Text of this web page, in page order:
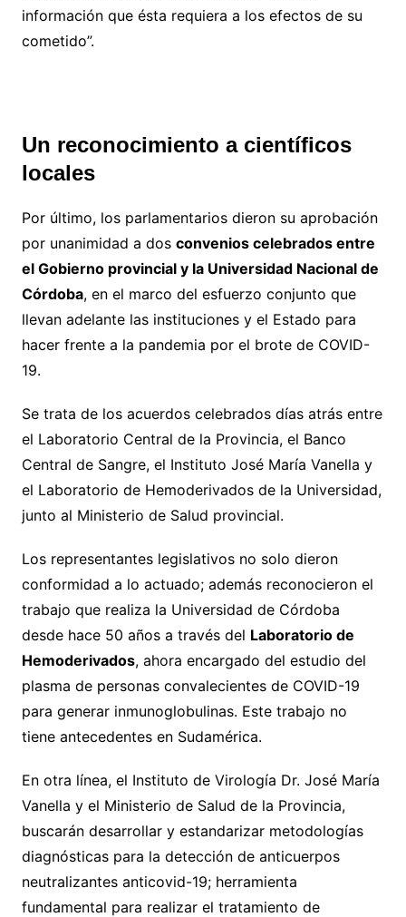
información que ésta requiera a los efectos de su
cometido”.
Un reconocimiento a científicos
locales
Por último, los parlamentarios dieron su aprobación
por unanimidad a dos convenios celebrados entre
el Gobierno provincial y la Universidad Nacional de
Córdoba, en el marco del esfuerzo conjunto que
llevan adelante las instituciones y el Estado para
hacer frente a la pandemia por el brote de COVID-
19.
Se trata de los acuerdos celebrados días atrás entre
el Laboratorio Central de la Provincia, el Banco
Central de Sangre, el Instituto José María Vanella y
el Laboratorio de Hemoderivados de la Universidad,
junto al Ministerio de Salud provincial.
Los representantes legislativos no solo dieron
conformidad a lo actuado; además reconocieron el
trabajo que realiza la Universidad de Córdoba
desde hace 50 años a través del Laboratorio de
Hemoderivados, ahora encargado del estudio del
plasma de personas convalecientes de COVID-19
para generar inmunoglobulinas. Este trabajo no
tiene antecedentes en Sudamérica.
En otra línea, el Instituto de Virología Dr. José María
Vanella y el Ministerio de Salud de la Provincia,
buscarán desarrollar y estandarizar metodologías
diagnósticas para la detección de anticuerpos
neutralizantes anticovid-19; herramienta
fundamental para realizar el tratamiento de